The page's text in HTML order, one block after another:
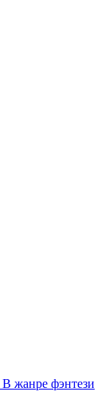
В жанре фэнтези